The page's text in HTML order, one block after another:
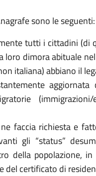
sono le seguenti:
tutti i cittadini (di
loro dimora abituale
italiana) abbiano il
faccia richiesta e
gli “status”
della popolazione,
del certificato di